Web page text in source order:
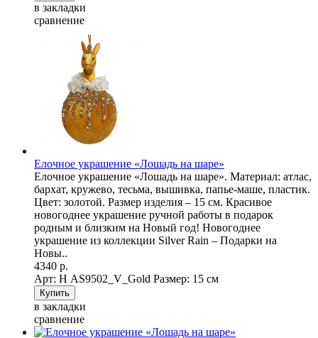
в закладки
сравнение
Елочное украшение «Лошадь на шаре»
Елочное украшение «Лошадь на шаре». Материал: атлас,
бархат, кружево, тесьма, вышивка, папье-маше, пластик.
Цвет: золотой. Размер изделия – 15 см. Красивое
новогоднее украшение ручной работы в подарок
родным и близким на Новый год! Новогоднее
украшение из коллекции Silver Rain – Подарки на
Новы..
4340 р.
Арт: Н AS9502_V_Gold Размер: 15 см
в закладки
сравнение